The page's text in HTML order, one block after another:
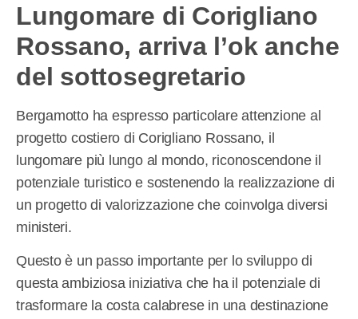
Lungomare di Corigliano
Rossano, arriva l’ok anche
del sottosegretario
Bergamotto ha espresso particolare attenzione al
progetto costiero di Corigliano Rossano, il
lungomare più lungo al mondo, riconoscendone il
potenziale turistico e sostenendo la realizzazione di
un progetto di valorizzazione che coinvolga diversi
ministeri.
Questo è un passo importante per lo sviluppo di
questa ambiziosa iniziativa che ha il potenziale di
trasformare la costa calabrese in una destinazione